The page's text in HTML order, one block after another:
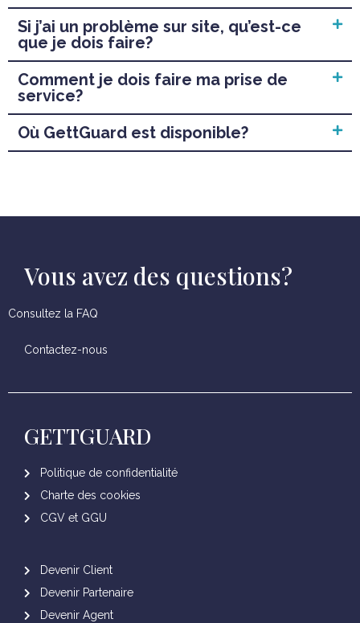
Si j’ai un problème sur site, qu’est-ce
que je dois faire?
Comment je dois faire ma prise de
service?
Où GettGuard est disponible?
Vous avez des questions?
Consultez la FAQ
Contactez-nous
GETTGUARD
Politique de confidentialité
Charte des cookies
CGV et GGU
Devenir Client
Devenir Partenaire
Devenir Agent